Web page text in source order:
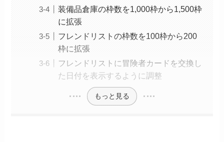
装備品倉庫の枠数を1,000枠から1,500枠
に拡張
フレンドリストの枠数を100枠から200
枠に拡張
フレンドリストに冒険者カードを交換し
た日付を表示するように調整
もっと見る